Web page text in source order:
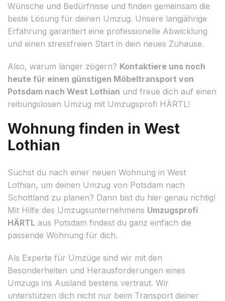
Wünsche und Bedürfnisse und finden gemeinsam die
beste Lösung für deinen Umzug. Unsere langjährige
Erfahrung garantiert eine professionelle Abwicklung
und einen stressfreien Start in dein neues Zuhause.
Also, warum länger zögern? Kontaktiere uns noch
heute für einen günstigen Möbeltransport von
Potsdam nach West Lothian und freue dich auf einen
reibungslosen Umzug mit Umzugsprofi HÄRTL!
Wohnung finden in West
Lothian
Suchst du nach einer neuen Wohnung in West
Lothian, um deinen Umzug von Potsdam nach
Schottland zu planen? Dann bist du hier genau richtig!
Mit Hilfe des Umzugsunternehmens Umzugsprofi
HÄRTL aus Potsdam findest du ganz einfach die
passende Wohnung für dich.
Als Experte für Umzüge sind wir mit den
Besonderheiten und Herausforderungen eines
Umzugs ins Ausland bestens vertraut. Wir
unterstützen dich nicht nur beim Transport deiner